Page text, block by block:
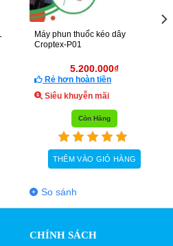
Máy phun thuốc kéo dây
Croptex-P01
5.200.000₫
Rẻ hơn hoàn tiền
Siêu khuyễn mãi
Còn Hàng
THÊM VÀO GIỎ HÀNG
So sánh
CHÍNH SÁCH